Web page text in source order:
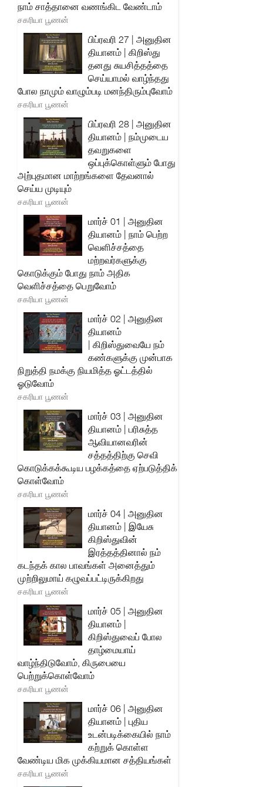
நாம் சாத்தானை வணங்கிட வேண்டாம்
சகரியா பூணன்
பிப்ரவரி 27 | அனுதின
தியானம் | கிறிஸ்து
தனது சுயசித்தத்தை
செய்யாமல் வாழ்ந்தது
போல நாமும் வாழும்படி மனந்திரும்புவோம்
சகரியா பூணன்
பிப்ரவரி 28 | அனுதின
தியானம் | நம்முடைய
தவறுகளை
ஒப்புக்கொள்ளும் போது
அற்புதமான மாற்றங்களை தேவனால்
செய்ய முடியும்
சகரியா பூணன்
மார்ச் 01 | அனுதின
தியானம் | நாம் பெற்ற
வெளிச்சத்தை
மற்றவர்களுக்கு
கொடுக்கும் போது நாம் அதிக
வெளிச்சத்தை பெறுவோம்
சகரியா பூணன்
மார்ச் 02 | அனுதின
தியானம்
| கிறிஸ்துவையே நம்
கண்களுக்கு முன்பாக
நிறுத்தி நமக்கு நியமித்த ஓட்டத்தில்
ஓடுவோம்
சகரியா பூணன்
மார்ச் 03 | அனுதின
தியானம் | பரிசுத்த
ஆவியானவரின்
சத்தத்திற்கு செவி
கொடுக்கக்கூடிய பழக்கத்தை ஏற்படுத்திக்
கொள்வோம்
சகரியா பூணன்
மார்ச் 04 | அனுதின
தியானம் | இயேசு
கிறிஸ்துவின்
இரத்தத்தினால் நம்
கடந்தக் கால பாவங்கள் அனைத்தும்
முற்றிலுமாய் கழுவப்பட்டிருக்கிறது
சகரியா பூணன்
மார்ச் 05 | அனுதின
தியானம் |
கிறிஸ்துவைப் போல
தாழ்மையாய்
வாழ்ந்திடுவோம், கிருபையை
பெற்றுக்கொள்வோம்
சகரியா பூணன்
மார்ச் 06 | அனுதின
தியானம் | புதிய
உடன்படிக்கையில் நாம்
கற்றுக் கொள்ள
வேண்டிய மிக முக்கியமான சத்தியங்கள்
சகரியா பூணன்